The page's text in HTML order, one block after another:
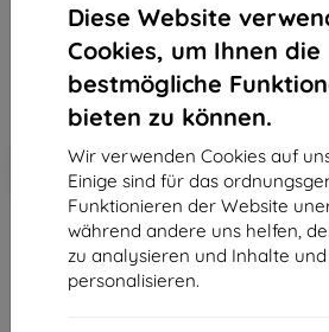
Diese Website
Cookies, um Ihnen die
bestmögliche
bieten zu können.
Wir verwenden Cookies auf
Einige sind für das
Funktionieren der Website
während andere uns helfen,
zu analysieren und Inhalte
personalisieren.
Endpreis
668,90 €
602,01 €
-10%
Rabatt mit Gutschein
EXTRA10
ausverkauft